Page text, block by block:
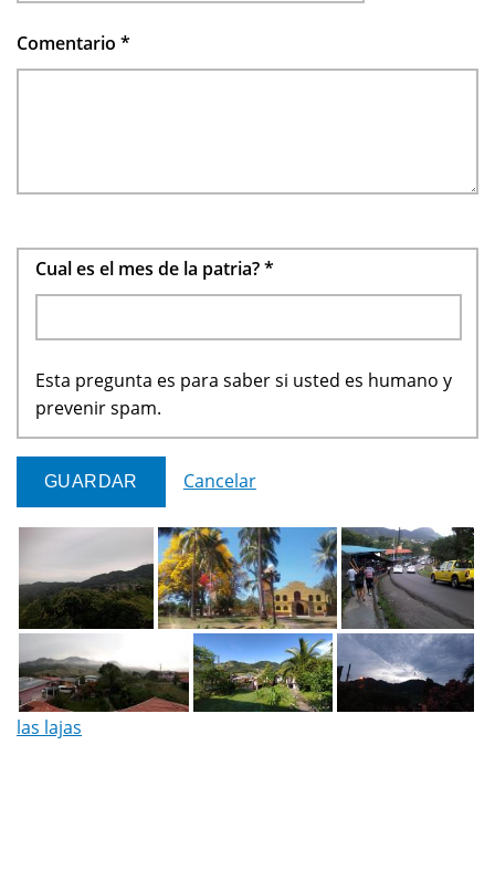
Comentario *
Cual es el mes de la patria?*
Esta pregunta es para saber si usted es humano y
prevenir spam.
Cancelar
las lajas